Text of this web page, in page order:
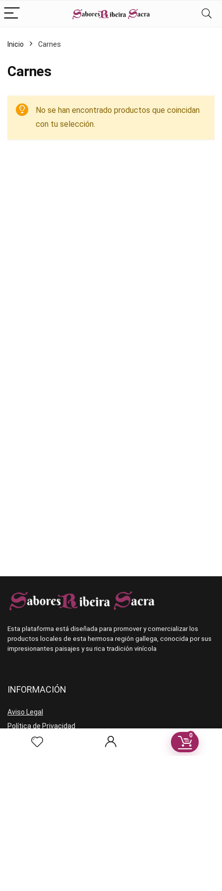
0
Inicio Carnes
Carnes
No se han encontrado productos que coincidan
con tu selección.
Esta plataforma está diseñada para promover y comercializar los
productos locales de esta hermosa región gallega, conocida por sus
impresionantes paisajes y su rica tradición vinícola
INFORMACIÓN
Aviso Legal
Política de Privacidad
Términos y condiciones